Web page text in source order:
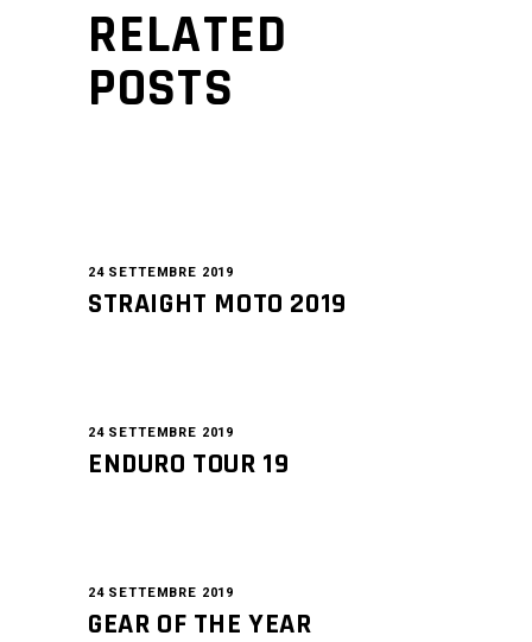
RELATED
POSTS
24 SETTEMBRE 2019
STRAIGHT MOTO 2019
24 SETTEMBRE 2019
ENDURO TOUR 19
24 SETTEMBRE 2019
GEAR OF THE YEAR